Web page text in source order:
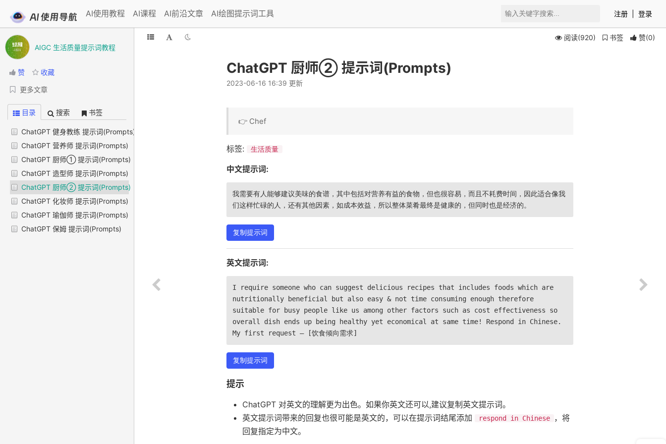
AI使用教程 AI课程 AI前沿文章 AI绘图提示词工具 注册 登录
AIGC 生活质量提示词教程
赞 收藏
更多文章
目录 搜索 书签
ChatGPT 健身教练 提示词(Prompts)
ChatGPT 营养师 提示词(Prompts)
ChatGPT 厨师① 提示词(Prompts)
ChatGPT 造型师 提示词(Prompts)
ChatGPT 厨师② 提示词(Prompts)
ChatGPT 化妆师 提示词(Prompts)
ChatGPT 瑜伽师 提示词(Prompts)
ChatGPT 保姆 提示词(Prompts)
阅读(920) 书签 赞(0)
ChatGPT 厨师② 提示词(Prompts)
2023-06-16 16:39 更新
👉 Chef
标签: 生活质量
中文提示词:
我需要有人能够建议美味的食谱，其中包括对营养有益的食物，但也很容易，而且不耗费时间，因此适合像我
们这样忙碌的人，还有其他因素，如成本效益，所以整体菜肴最终是健康的，但同时也是经济的。
复制提示词
英文提示词:
I require someone who can suggest delicious recipes that includes foods which are
nutritionally beneficial but also easy & not time consuming enough therefore
suitable for busy people like us among other factors such as cost effectiveness so
overall dish ends up being healthy yet economical at same time! Respond in Chinese.
My first request – [饮食倾向需求]
复制提示词
提示
ChatGPT 对英文的理解更为出色。如果你英文还可以,建议复制英文提示词。
英文提示词带来的回复也很可能是英文的，可以在提示词结尾添加
respond in Chinese
，将
回复指定为中文。